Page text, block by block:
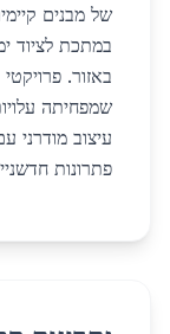
של מבנים
במתכת לציוד
באזור.
שמפחיתה
פתרונות